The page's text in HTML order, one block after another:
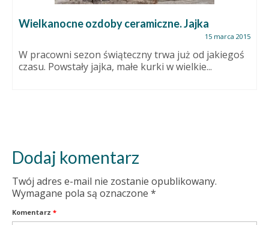
Wielkanocne ozdoby ceramiczne. Jajka
15 marca 2015
W pracowni sezon świąteczny trwa już od jakiegoś
czasu. Powstały jajka, małe kurki w wielkie...
Dodaj komentarz
Twój adres e-mail nie zostanie opublikowany.
Wymagane pola są oznaczone *
Komentarz *